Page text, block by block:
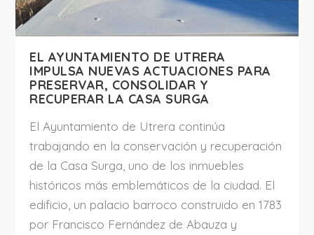
EL AYUNTAMIENTO DE UTRERA
IMPULSA NUEVAS ACTUACIONES PARA
PRESERVAR, CONSOLIDAR Y
RECUPERAR LA CASA SURGA
El Ayuntamiento de Utrera continúa
trabajando en la conservación y recuperación
de la Casa Surga, uno de los inmuebles
históricos más emblemáticos de la ciudad. El
edificio, un palacio barroco construido en 1783
por Francisco Fernández de Abauza y